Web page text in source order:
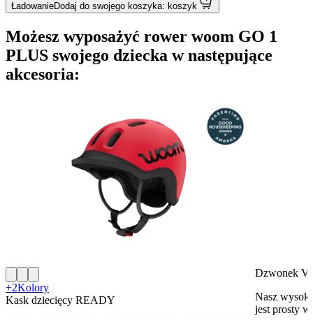
Ładowanie Dodaj do swojego koszyka: koszyk
Możesz wyposażyć rower woom GO 1
PLUS swojego dziecka w następujące
akcesoria:
+2Kolory
Kask dziecięcy READY
Dzwonek
Nasz
jest prosty